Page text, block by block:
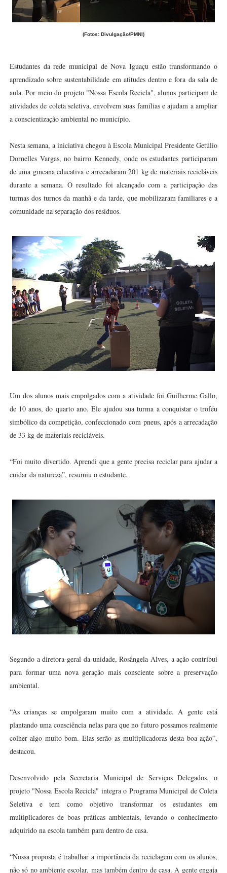
(Fotos: Divulgação/PMNI)
Estudantes da rede municipal de Nova Iguaçu estão transformando o
aprendizado sobre sustentabilidade em atitudes dentro e fora da sala de
aula. Por meio do projeto "Nossa Escola Recicla", alunos participam de
atividades de coleta seletiva, envolvem suas famílias e ajudam a ampliar
a conscientização ambiental no município.
Nesta semana, a iniciativa chegou à Escola Municipal Presidente Getúlio
Dornelles Vargas, no bairro Kennedy, onde os estudantes participaram
de uma gincana educativa e arrecadaram 201 kg de materiais recicláveis
durante a semana. O resultado foi alcançado com a participação das
turmas dos turnos da manhã e da tarde, que mobilizaram familiares e a
comunidade na separação dos resíduos.
Um dos alunos mais empolgados com a atividade foi Guilherme Gallo,
de 10 anos, do quarto ano. Ele ajudou sua turma a conquistar o troféu
simbólico da competição, confeccionado com pneus, após a arrecadação
de 33 kg de materiais recicláveis.
“Foi muito divertido. Aprendi que a gente precisa reciclar para ajudar a
cuidar da natureza”, resumiu o estudante.
Segundo a diretora-geral da unidade, Rosângela Alves, a ação contribui
para formar uma nova geração mais consciente sobre a preservação
ambiental.
“As crianças se empolgaram muito com a atividade. A gente está
plantando uma consciência nelas para que no futuro possamos realmente
colher algo muito bom. Elas serão as multiplicadoras desta boa ação”,
destacou.
Desenvolvido pela Secretaria Municipal de Serviços Delegados, o
projeto "Nossa Escola Recicla" integra o Programa Municipal de Coleta
Seletiva e tem como objetivo transformar os estudantes em
multiplicadores de boas práticas ambientais, levando o conhecimento
adquirido na escola também para dentro de casa.
“Nossa proposta é trabalhar a importância da reciclagem com os alunos,
não só no ambiente escolar, mas também dentro de casa. A gente engaja